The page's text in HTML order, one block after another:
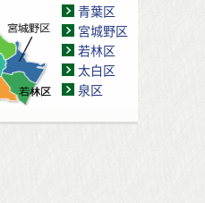
青葉区
宮城野区
若林区
太白区
泉区